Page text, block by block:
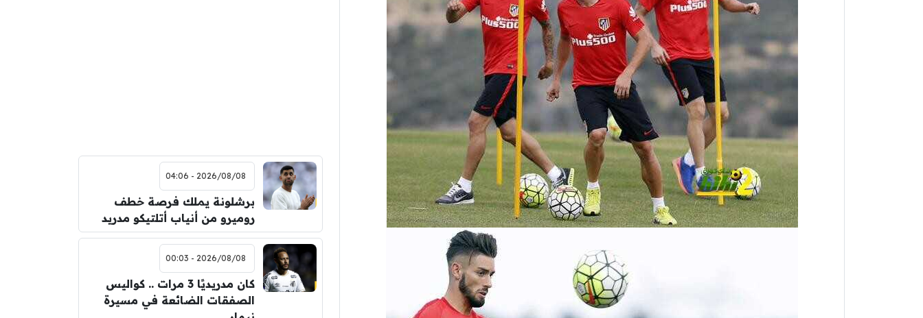
2026/08/08 - 04:06
برشلونة يملك فرصة خطف
روميرو من أنياب أتلتيكو مدريد
2026/08/08 - 00:03
كان مدريديًا 3 مرات .. كواليس
الصفقات الضائعة في مسيرة